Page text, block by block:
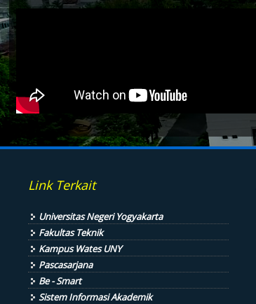
Link Terkait
Universitas Negeri Yogyakarta
Fakultas Teknik
Kampus Wates UNY
Pascasarjana
Be - Smart
Sistem Informasi Akademik